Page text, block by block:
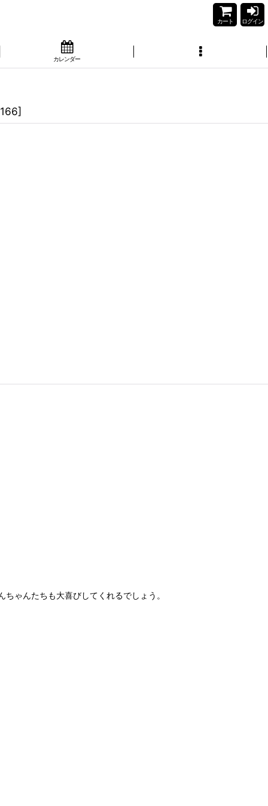
カート ログイン
カレンダー
]
ゃんたちも大喜びしてくれるでしょう。